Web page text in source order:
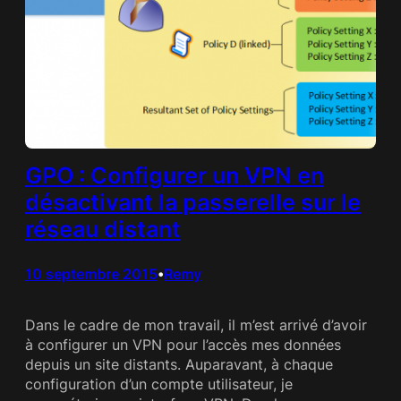
GPO : Configurer un VPN en
désactivant la passerelle sur le
réseau distant
10 septembre 2015•Remy
Dans le cadre de mon travail, il m’est arrivé d’avoir
à configurer un VPN pour l’accès mes données
depuis un site distants. Auparavant, à chaque
configuration d’un compte utilisateur, je